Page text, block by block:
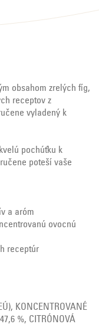
obsahom zrelých fíg,
receptov z
vyladený k
pochúťku k
poteší vaše
a aróm
ovocnú
receptúr
KONCENTROVANÉ
%, CITRÓNOVÁ